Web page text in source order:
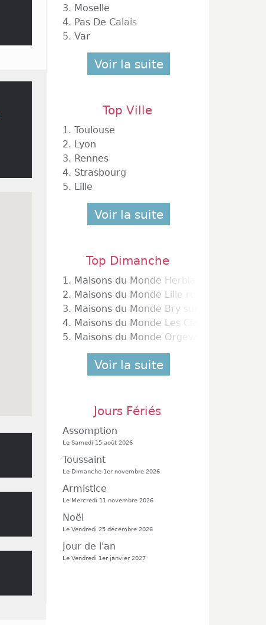
3. Moselle
4. Pas De Calais
5. Var
Voir la suite
Top Ville
1. Toulouse
2. Lyon
3. Rennes
4. Strasbourg
5. Lille
Voir la suite
Top Dimanche
1. Maisons du Monde Herblay
2. Maisons du Monde Lille rue Léon
3. Maisons du Monde Bry sur Marne
4. Maisons du Monde Les Clayes sous Bois
5. Maisons du Monde Orgeval
Voir la suite
Jours Fériés
Assomption
Le Samedi 15 août 2026
Toussaint
Le Dimanche 1er novembre 2026
Armistice
Le Mercredi 11 novembre 2026
Noël
Le Vendredi 25 décembre 2026
Jour de l'an
Le Vendredi 1er janvier 2027